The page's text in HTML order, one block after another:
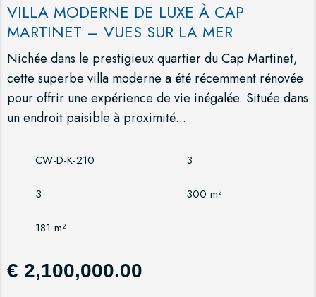
VILLA MODERNE DE LUXE À CAP
MARTINET – VUES SUR LA MER
Nichée dans le prestigieux quartier du Cap Martinet,
cette superbe villa moderne a été récemment rénovée
pour offrir une expérience de vie inégalée. Située dans
un endroit paisible à proximité...
CW-D-K-210 3
3 300 m²
181 m²
€ 2,100,000.00